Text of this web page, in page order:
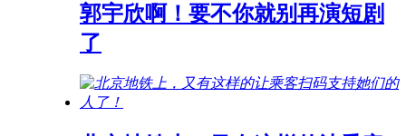
郭宇欣啊！要不你就别再演短剧
了